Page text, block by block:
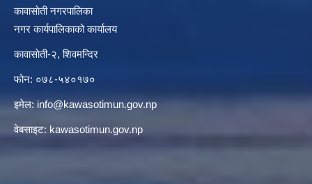
कावासाेती नगरपालिका
नगर कार्यपालिकाको कार्यालय
कावासाेती-२, शिवमन्दिर
फोन: ०७८-५४०१७०
इमेल: info@kawasotimun.gov.np
वेबसाइट: kawasotimun.gov.np